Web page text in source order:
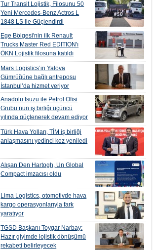
Tur Transit Lojistik, Filosunu 50
Yeni Mercedes-Benz Actros L
1848 LS ile Güçlendirdi
Ege Bölgesi'nin ilk Renault
Trucks Master Red EDITION'ı
ÖKN Lojistik filosuna katıldı
Mars Logistics’in Yalova
Gümrüğüne bağlı antreposu
İstanbul’da hizmet veriyor
Anadolu Isuzu ile Petrol Ofisi
Grubu’nun iş birliği üçüncü
yılında güçlenerek devam ediyor
Türk Hava Yolları, TİM iş birliği
anlaşmasını yedinci kez yeniledi
Alışan Den Hartogh, Un Global
Compact imzacısı oldu
Lima Logistics, otomotivde hava
kargo operasyonlarıyla fark
yaratıyor
TGSD Başkanı Toygar Narbay:
Hazır giyimde lojistik dönüşümü
rekabeti belirleyecek